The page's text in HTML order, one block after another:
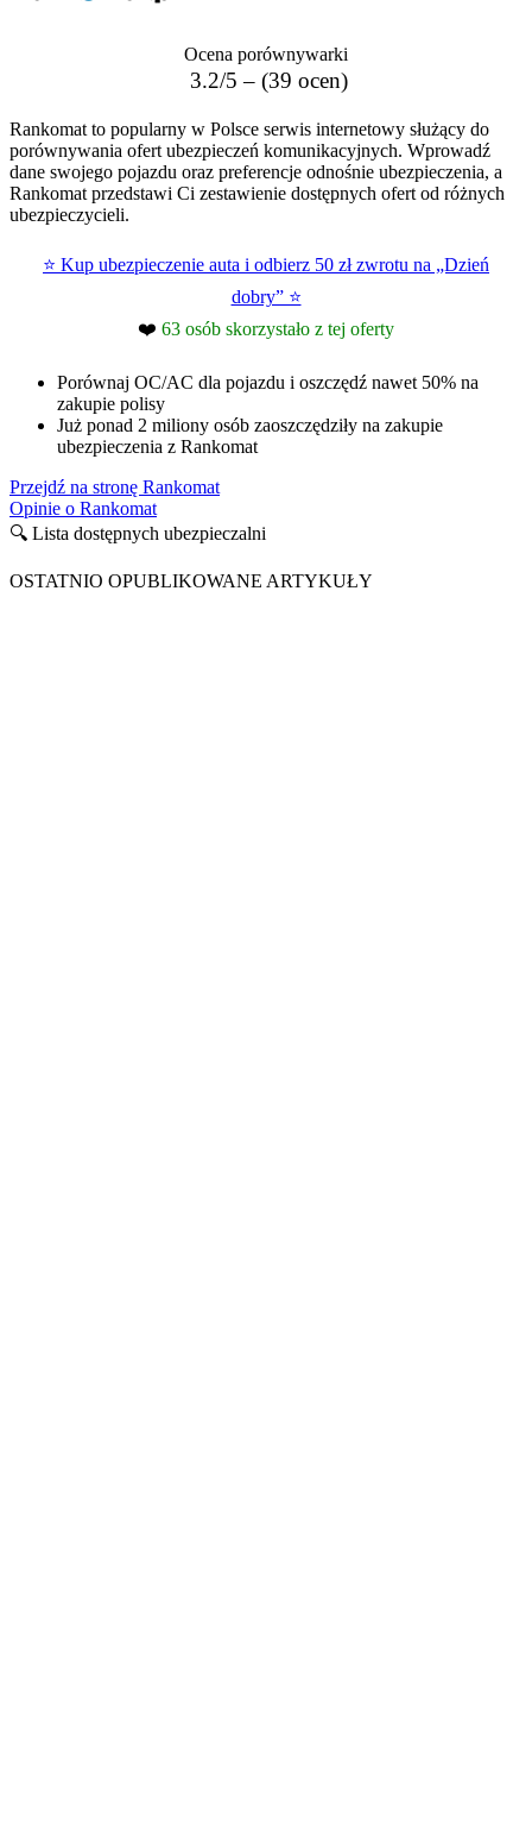
Ocena porównywarki
3.2/5 – (39 ocen)
Rankomat to popularny w Polsce serwis internetowy służący do
porównywania ofert ubezpieczeń komunikacyjnych. Wprowadź
dane swojego pojazdu oraz preferencje odnośnie ubezpieczenia, a
Rankomat przedstawi Ci zestawienie dostępnych ofert od różnych
ubezpieczycieli.
⭐ Kup ubezpieczenie auta i odbierz 50 zł zwrotu na „Dzień
dobry” ⭐
❤️ 63 osób skorzystało z tej oferty
Porównaj OC/AC dla pojazdu i oszczędź nawet 50% na
zakupie polisy
Już ponad 2 miliony osób zaoszczędziły na zakupie
ubezpieczenia z Rankomat
Przejdź na stronę Rankomat
Opinie o Rankomat
🔍 Lista dostępnych ubezpieczalni
OSTATNIO OPUBLIKOWANE ARTYKUŁY